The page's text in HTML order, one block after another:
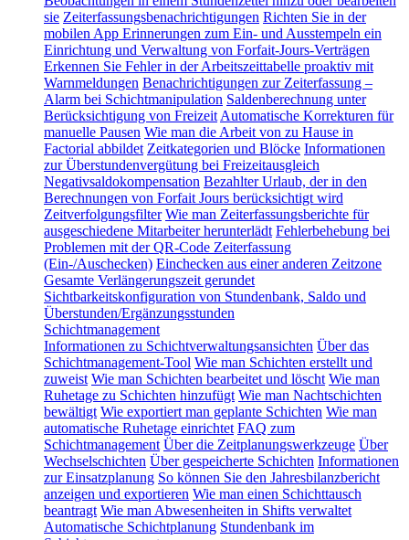
sie Zeiterfassungsbenachrichtigungen Richten Sie in der
mobilen App Erinnerungen zum Ein- und Ausstempeln ein
Einrichtung und Verwaltung von Forfait-Jours-Verträgen
Erkennen Sie Fehler in der Arbeitszeittabelle proaktiv mit
Warnmeldungen Benachrichtigungen zur Zeiterfassung –
Alarm bei Schichtmanipulation Saldenberechnung unter
Berücksichtigung von Freizeit Automatische Korrekturen für
manuelle Pausen Wie man die Arbeit von zu Hause in
Factorial abbildet Zeitkategorien und Blöcke Informationen
zur Überstundenvergütung bei Freizeitausgleich
Negativsaldokompensation Bezahlter Urlaub, der in den
Berechnungen von Forfait Jours berücksichtigt wird
Zeitverfolgungsfilter Wie man Zeiterfassungsberichte für
ausgeschiedene Mitarbeiter herunterlädt Fehlerbehebung bei
Problemen mit der QR-Code Zeiterfassung
(Ein-/Auschecken) Einchecken aus einer anderen Zeitzone
Gesamte Verlängerungszeit gerundet
Sichtbarkeitskonfiguration von Stundenbank, Saldo und
Überstunden/Ergänzungsstunden
Schichtmanagement
Informationen zu Schichtverwaltungsansichten Über das
Schichtmanagement-Tool Wie man Schichten erstellt und
zuweist Wie man Schichten bearbeitet und löscht Wie man
Ruhetage zu Schichten hinzufügt Wie man Nachtschichten
bewältigt Wie exportiert man geplante Schichten Wie man
automatische Ruhetage einrichtet FAQ zum
Schichtmanagement Über die Zeitplanungswerkzeuge Über
Wechselschichten Über gespeicherte Schichten Informationen
zur Einsatzplanung So können Sie den Jahresbilanzbericht
anzeigen und exportieren Wie man einen Schichttausch
beantragt Wie man Abwesenheiten in Shifts verwaltet
Automatische Schichtplanung Stundenbank im